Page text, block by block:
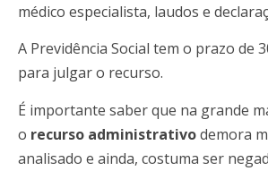
médico especialista, laudos e
A Previdência Social tem o prazo de
para julgar o recurso.
É importante saber que na grande
o recurso administrativodemora
analisado e ainda, costuma ser